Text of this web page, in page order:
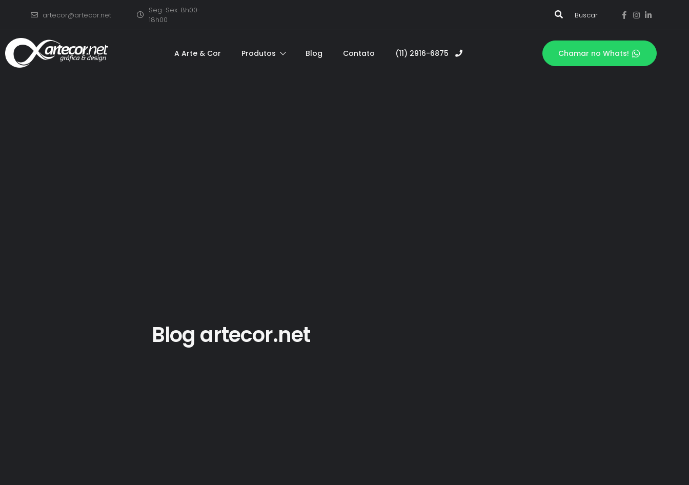
artecor@artecor.net
Seg-Sex: 8h00-
18h00
Buscar
A Arte & Cor Produtos Blog Contato (11) 2916-6875ﾠ Chamar no Whats!
Blog artecor.net